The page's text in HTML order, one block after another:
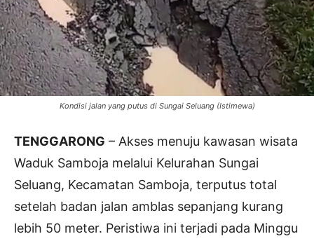
Kondisi jalan yang putus di Sungai Seluang (Istimewa)
TENGGARONG – Akses menuju kawasan wisata
Waduk Samboja melalui Kelurahan Sungai
Seluang, Kecamatan Samboja, terputus total
setelah badan jalan amblas sepanjang kurang
lebih 50 meter. Peristiwa ini terjadi pada Minggu